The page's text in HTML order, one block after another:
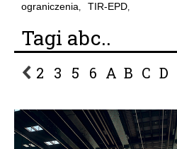
ograniczenia, TIR-EPD,
Tagi abc..
2 3 5 6 A B C D